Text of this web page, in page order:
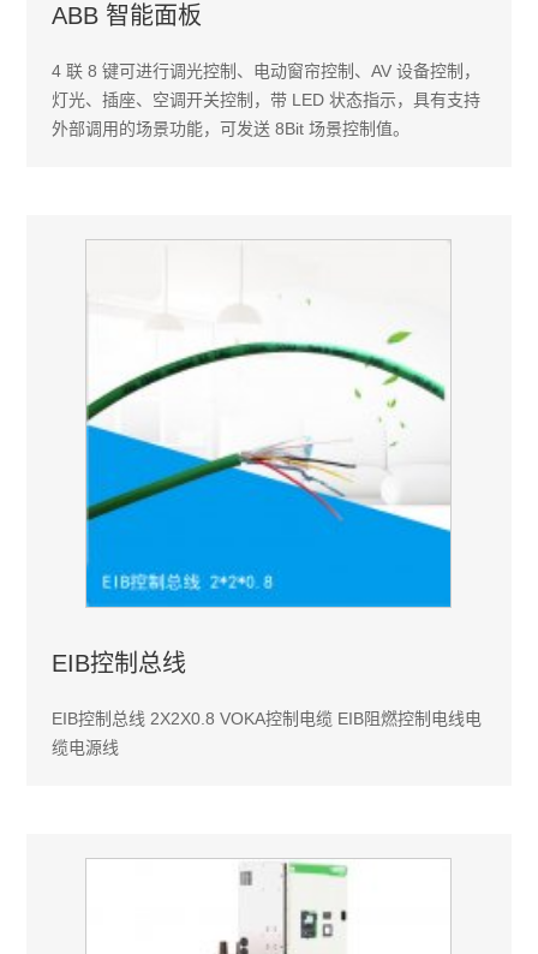
ABB 智能面板
4 联 8 键可进行调光控制、电动窗帘控制、AV 设备控制，
灯光、插座、空调开关控制，带 LED 状态指示，具有支持
外部调用的场景功能，可发送 8Bit 场景控制值。
EIB控制总线
EIB控制总线 2X2X0.8 VOKA控制电缆 EIB阻燃控制电线电
缆电源线